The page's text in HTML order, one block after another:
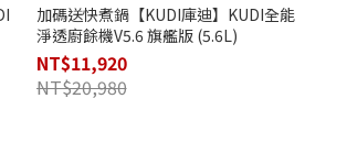
加碼送快煮鍋【KUDI庫迪】KUDI全能
淨透廚餘機V5.6 旗艦版 (5.6L)
NT$11,920
NT$20,980